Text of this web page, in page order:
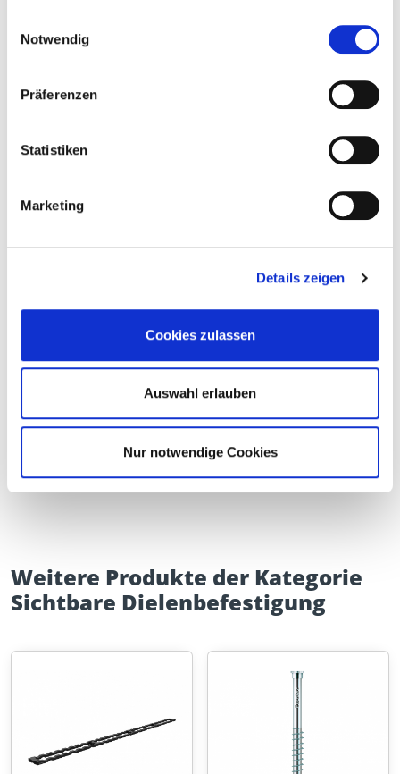
Notwendig
Präferenzen
Statistiken
Marketing
Details zeigen
Cookies zulassen
Auswahl erlauben
Nur notwendige Cookies
Aluminium-
Funktionsleiste
Alternative Produkte
ProfilflügelbohrschraubeProfilbohrschraube,
Weitere Produkte der Kategorie
Sichtbare Dielenbefestigung